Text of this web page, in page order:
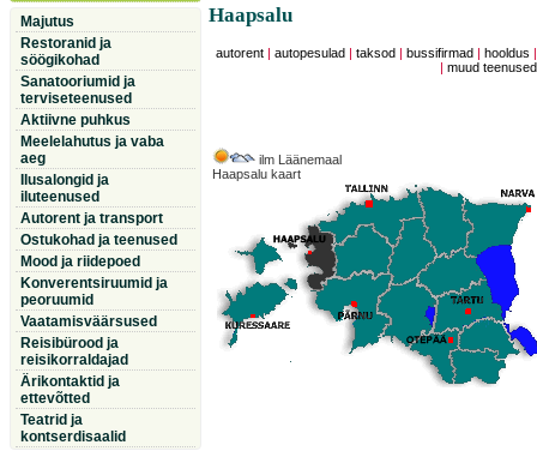
Majutus
Restoranid ja
söögikohad
Sanatooriumid ja
terviseteenused
Aktiivne puhkus
Meelelahutus ja vaba
aeg
Ilusalongid ja
iluteenused
Autorent ja transport
Ostukohad ja teenused
Mood ja riidepoed
Konverentsiruumid ja
peoruumid
Vaatamisväärsused
Reisibürood ja
reisikorraldajad
Ärikontaktid ja
ettevõtted
Teatrid ja
kontserdisaalid
Haapsalu
autorent| autopesulad taksod bussifirmad hooldus
|muud teenused
ilm Läänemaal
Haapsalu kaart